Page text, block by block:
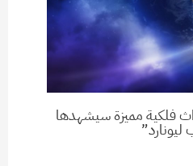
فلكية مميزة سيشهدها